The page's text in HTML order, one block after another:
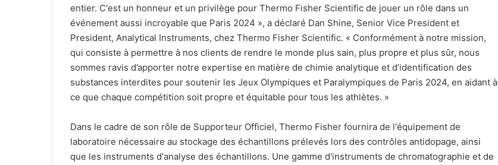
entier. C'est un honneur et un privilège pour Thermo Fisher Scientific de jouer un rôle dans un
événement aussi incroyable que Paris 2024 », a déclaré Dan Shine, Senior Vice President et
President, Analytical Instruments, chez Thermo Fisher Scientific. « Conformément à notre mission,
qui consiste à permettre à nos clients de rendre le monde plus sain, plus propre et plus sûr, nous
sommes ravis d’apporter notre expertise en matière de chimie analytique et d’identification des
substances interdites pour soutenir les Jeux Olympiques et Paralympiques de Paris 2024, en aidant à
ce que chaque compétition soit propre et équitable pour tous les athlètes. »
Dans le cadre de son rôle de Supporteur Officiel, Thermo Fisher fournira de l'équipement de
laboratoire nécessaire au stockage des échantillons prélevés lors des contrôles antidopage, ainsi
que les instruments d'analyse des échantillons. Une gamme d'instruments de chromatographie et de